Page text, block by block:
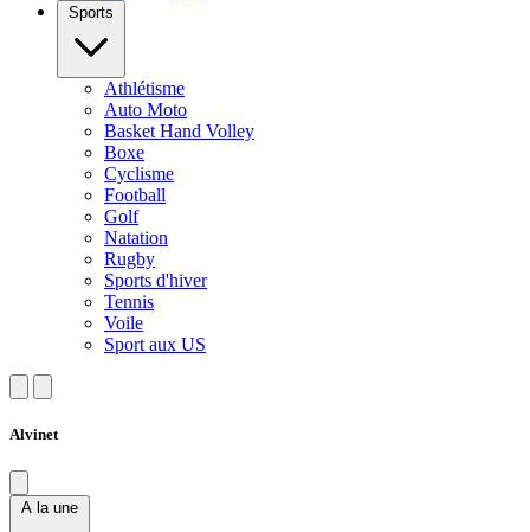
Sports
Athlétisme
Auto Moto
Basket Hand Volley
Boxe
Cyclisme
Football
Golf
Natation
Rugby
Sports d'hiver
Tennis
Voile
Sport aux US
Alvinet
A la une